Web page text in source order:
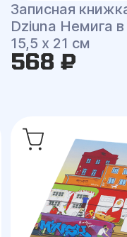
Записная
Dziuna Немига в
15,5 x 21 см
568 ₽